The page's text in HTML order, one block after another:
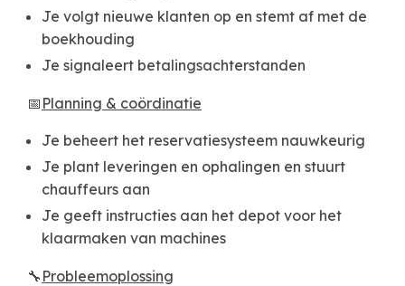
Je volgt nieuwe klanten op en stemt af met de
boekhouding
Je signaleert betalingsachterstanden
📅 Planning & coördinatie
Je beheert het reservatiesysteem nauwkeurig
Je plant leveringen en ophalingen en stuurt
chauffeurs aan
Je geeft instructies aan het depot voor het
klaarmaken van machines
🔧 Probleemoplossing